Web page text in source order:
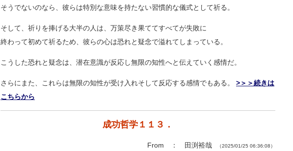
そうでないのなら、彼らは特別な意味を持たない習慣的な儀式として祈る。
そして、祈りを捧げる大半の人は、万策尽き果ててすべてが失敗に
終わって初めて祈るため、彼らの心は恐れと疑念で溢れてしまっている。
こうした恐れと疑念は、潜在意識が反応し無限の知性へと伝えていく感情だ。
さらにまた、これらは無限の知性が受け入れそして反応する感情でもある。 >＞＞続きは
こちらから
成功哲学１１３．
From ： 田渕裕哉 （2025/01/25 06:36:08）